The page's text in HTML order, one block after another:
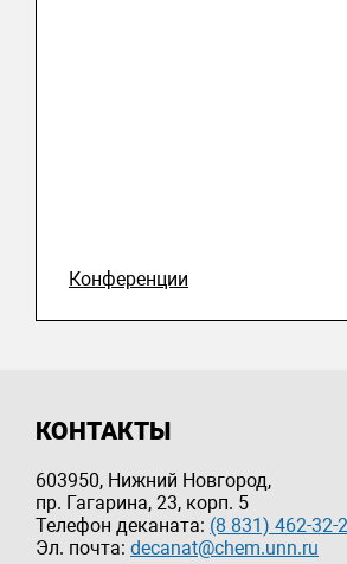
Конференции
КОНТАКТЫ
603950, Нижний Новгород,
пр. Гагарина, 23, корп. 5
Телефон деканата: (8 831) 462-32-
Эл. почта: decanat@chem.unn.ru